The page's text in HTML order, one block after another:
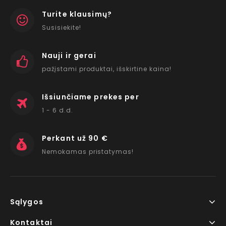
Turite klausimų?
Susisiekite!
Nauji ir gerai
pažįstami produktai, išskirtine kaina!
Išsiunčiame prekes per
1 - 6 d.d.
Perkant už 90 €
Nemokamas pristatymas!
Sąlygos
Kontaktai